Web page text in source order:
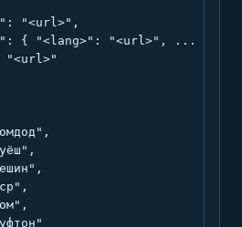
"<url>",
{ "<lang>": "<url>", ... },
"<url>"